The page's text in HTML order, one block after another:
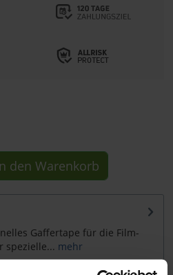
den Warenkorb
Gaffertape für die Film-
spezielle... mehr